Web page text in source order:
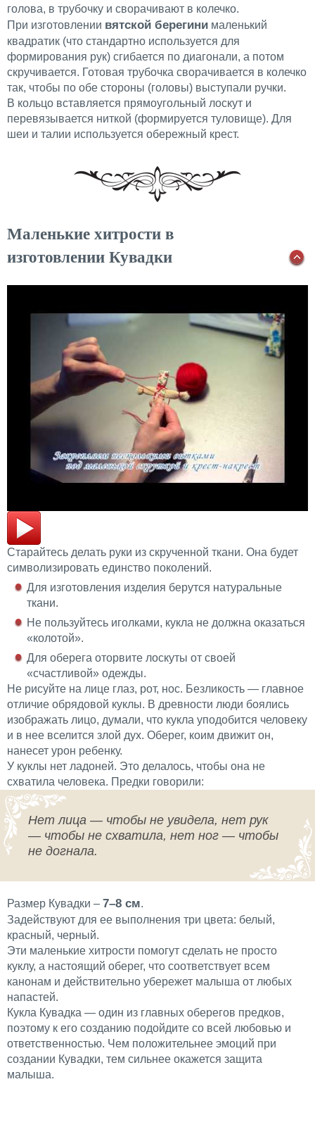
голова, в трубочку и сворачивают в колечко.
При изготовлении вятской берегини маленький
квадратик (что стандартно используется для
формирования рук) сгибается по диагонали, а потом
скручивается. Готовая трубочка сворачивается в колечко
так, чтобы по обе стороны (головы) выступали ручки.
В кольцо вставляется прямоугольный лоскут и
перевязывается ниткой (формируется туловище). Для
шеи и талии используется обережный крест.
Маленькие хитрости в
изготовлении Кувадки
Старайтесь делать руки из скрученной ткани. Она будет
символизировать единство поколений.
Для изготовления изделия берутся натуральные
ткани.
Не пользуйтесь иголками, кукла не должна оказаться
«колотой».
Для оберега оторвите лоскуты от своей
«счастливой» одежды.
Не рисуйте на лице глаз, рот, нос. Безликость — главное
отличие обрядовой куклы. В древности люди боялись
изображать лицо, думали, что кукла уподобится человеку
и в нее вселится злой дух. Оберег, коим движит он,
нанесет урон ребенку.
У куклы нет ладоней. Это делалось, чтобы она не
схватила человека. Предки говорили:
Нет лица — чтобы не увидела, нет рук
— чтобы не схватила, нет ног — чтобы
не догнала.
Размер Кувадки – 7–8 см.
Задействуют для ее выполнения три цвета: белый,
красный, черный.
Эти маленькие хитрости помогут сделать не просто
куклу, а настоящий оберег, что соответствует всем
канонам и действительно убережет малыша от любых
напастей.
Кукла Кувадка — один из главных оберегов предков,
поэтому к его созданию подойдите со всей любовью и
ответственностью. Чем положительнее эмоций при
создании Кувадки, тем сильнее окажется защита
малыша.